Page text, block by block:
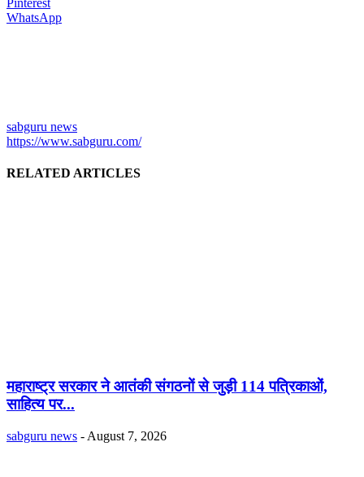
WhatsApp
sabguru news
https://www.sabguru.com/
RELATED ARTICLES
महाराष्ट्र सरकार ने आतंकी संगठनों से जुड़ी 114 पत्रिकाओं,
साहित्य पर...
sabguru news - August 7, 2026